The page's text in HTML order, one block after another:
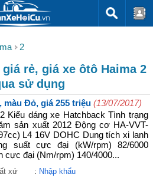
2
rẻ, giá xe ôtô Haima 2
sử dụng
màu Đỏ, giá 255 triệu (13/07/2017)
Kiểu dáng xe Hatchback Tình trạng
sản xuất 2012 Động cơ HA-VVT-
L4 16V DOHC Dung tích xi lanh
suất cực đại (kW/rpm) 82/6000
cực đại (Nm/rpm) 140/4000...
xứ : Nhập khẩu